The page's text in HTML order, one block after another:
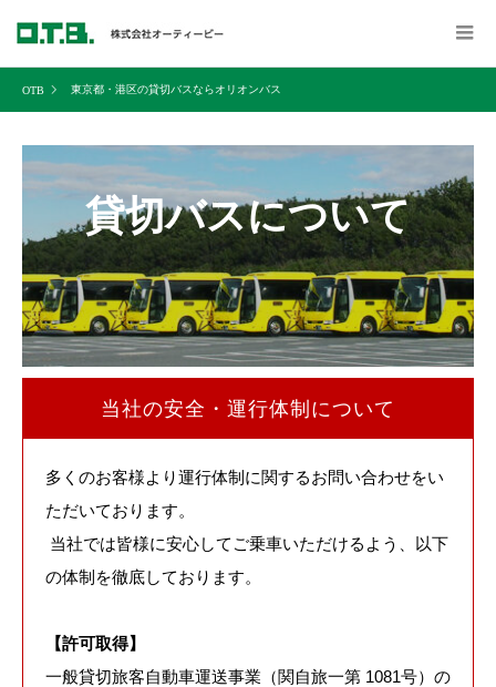
東京都・港区の貸切バスならオリオンバス
貸切バスについて
当社の安全・運行体制について
多くのお客様より運行体制に関するお問い合わせをい
ただいております。
当社では皆様に安心してご乗車いただけるよう、以下
の体制を徹底しております。
【許可取得】
一般貸切旅客自動車運送事業（関自旅一第 1081号）の